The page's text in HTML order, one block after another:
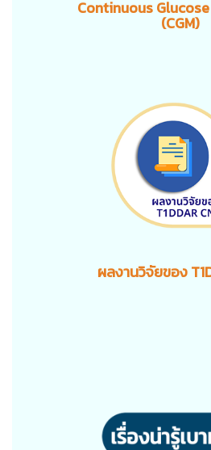
Continuous
(CGM)
ผลงานวิจัยของ